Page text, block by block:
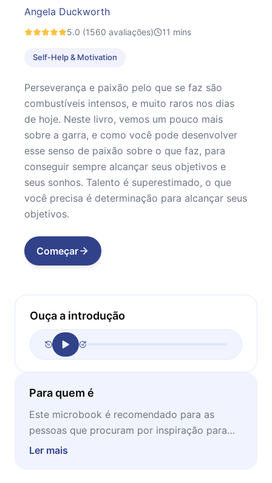
Angela Duckworth
5.0 (1560 avaliações) 11 mins
Self-Help & Motivation
Perseverança e paixão pelo que se faz são
combustíveis intensos, e muito raros nos dias
de hoje. Neste livro, vemos um pouco mais
sobre a garra, e como você pode desenvolver
esse senso de paixão sobre o que faz, para
conseguir sempre alcançar seus objetivos e
seus sonhos. Talento é superestimado, o que
você precisa é determinação para alcançar seus
objetivos.
Começar
Ouça a introdução
Para quem é
Este microbook é recomendado para as
pessoas que procuram por inspiração para
propor mudanças em suas vidas. Ideal para
Ler mais